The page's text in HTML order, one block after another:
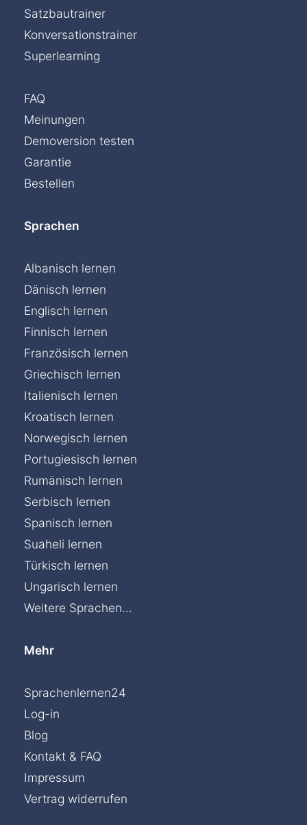
Satzbautrainer
Konversationstrainer
Superlearning
FAQ
Meinungen
Demoversion testen
Garantie
Bestellen
Sprachen
Albanisch lernen
Dänisch lernen
Englisch lernen
Finnisch lernen
Französisch lernen
Griechisch lernen
Italienisch lernen
Kroatisch lernen
Norwegisch lernen
Portugiesisch lernen
Rumänisch lernen
Serbisch lernen
Spanisch lernen
Suaheli lernen
Türkisch lernen
Ungarisch lernen
Weitere Sprachen...
Mehr
Sprachenlernen24
Log-in
Blog
Kontakt & FAQ
Impressum
Vertrag widerrufen